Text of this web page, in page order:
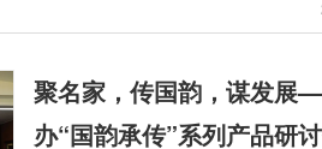
聚名家，传国韵，谋发展
办“国韵承传”系列产品研